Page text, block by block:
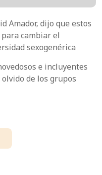
Amador, dijo que estos
cambiar el
sexogenérica
e incluyentes
de los grupos